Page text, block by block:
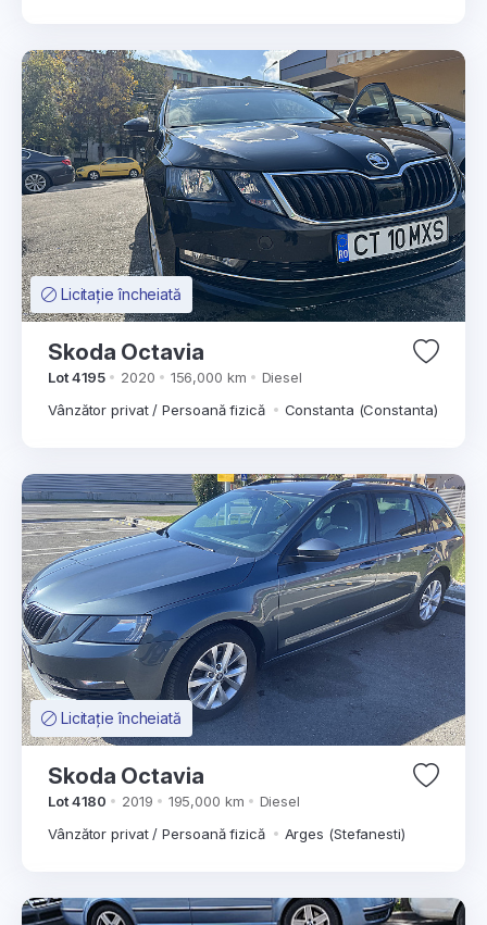
Licitație încheiată
Skoda Octavia
Lot 4195 2020 156,000 km
Diesel
Vânzător privat / Persoană fizică
Constanta (Constanta)
Licitație încheiată
Skoda Octavia
Lot 4180 2019 195,000 km
Diesel
Vânzător privat / Persoană fizică
Arges (Stefanesti)